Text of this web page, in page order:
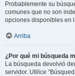
Probablemente su
comunes que no son
opciones disponibles en
Arriba
¿Por qué mi búsqueda
La búsqueda devolvió
servidor. Utilice